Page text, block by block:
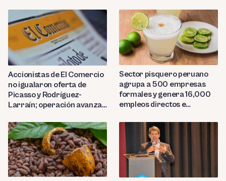
Accionistas de El Comercio
no igualaron oferta de
Picasso y Rodríguez-
Larraín; operación avanza
Sector pisquero peruano
agrupa a 500 empresas
formales y genera 16,000
empleos directos e